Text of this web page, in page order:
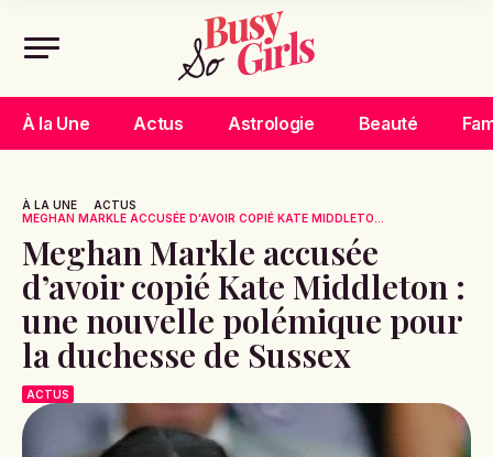
À la Une Actus Astrologie Beauté
À LA UNE
ACTUS
MEGHAN MARKLE ACCUSÉE D’AVOIR COPIÉ KATE MIDDLETO...
Meghan Markle accusée
d’avoir copié Kate Middleton :
une nouvelle polémique pour
la duchesse de Sussex
ACTUS